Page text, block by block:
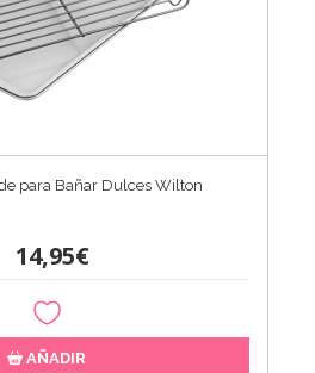
para Bañar Dulces Wilton
14,95€
AÑADIR